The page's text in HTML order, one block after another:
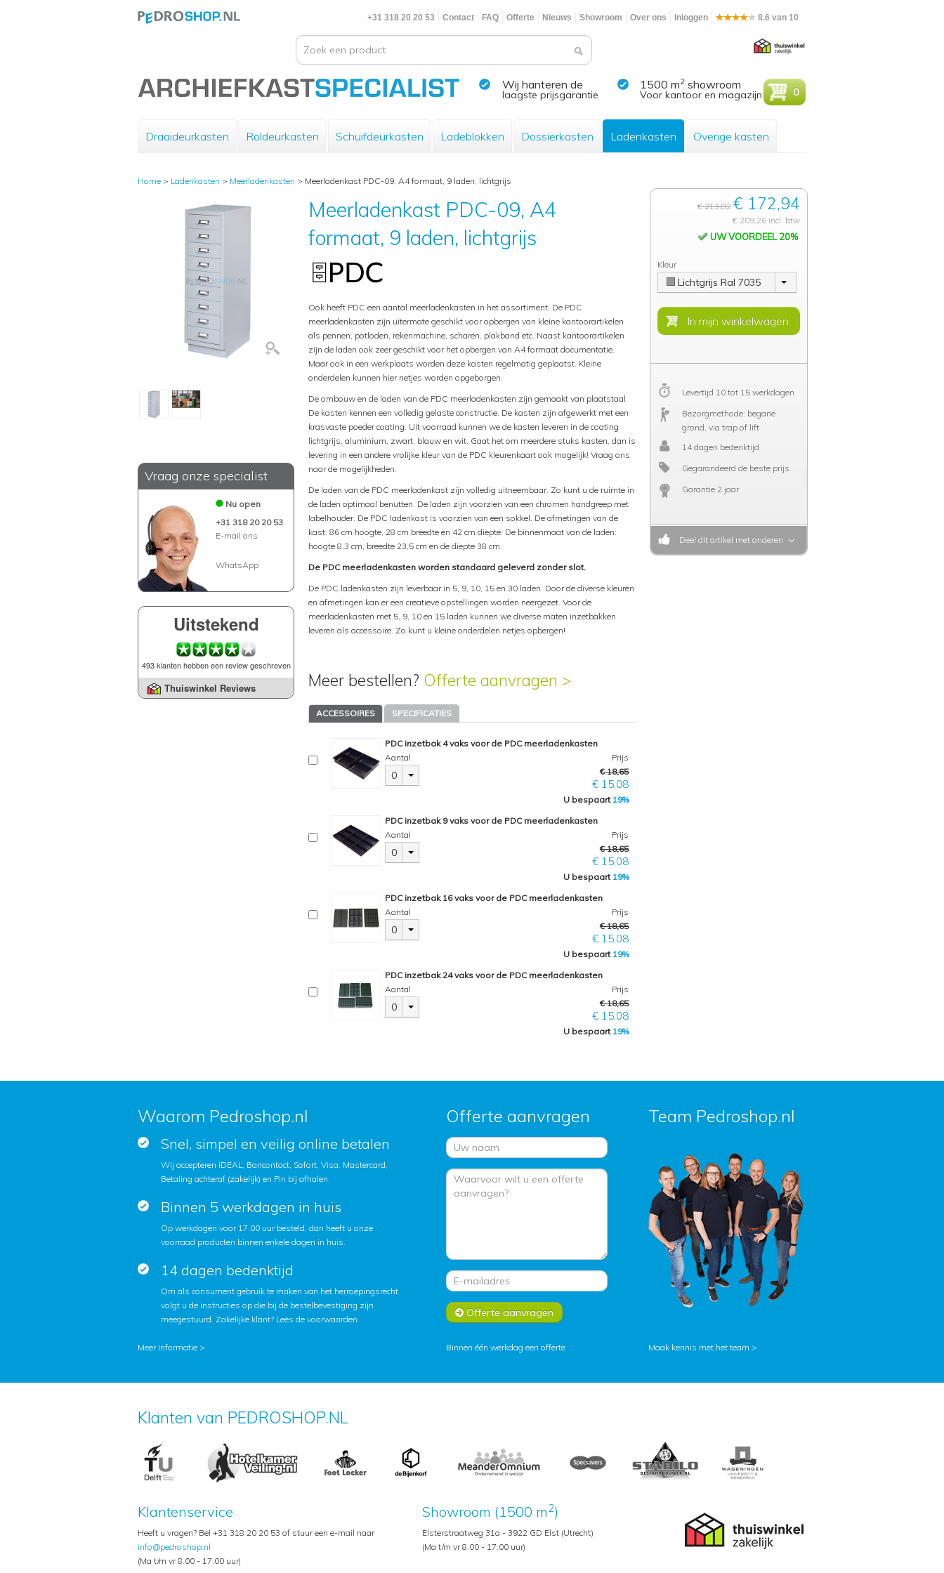
+31 318 20 20 53 Contact FAQ Offerte Nieuws Showroom Over ons Inloggen 8.6 van 10
Wij hanteren de
laagste prijsgarantie
1500 m2 showroom
Voor kantoor en magazijn 0
Draaideurkasten Roldeurkasten Schuifdeurkasten Ladeblokken Dossierkasten Ladenkasten Overige kasten
Home > Ladenkasten > Meerladenkasten > Meerladenkast PDC-09, A4 formaat, 9 laden, lichtgrijs
Vraag onze specialist
Nu open
+31 318 20 20 53
E-mail ons
WhatsApp
Uitstekend
493 klanten hebben een review geschreven
Thuiswinkel Reviews
Meerladenkast PDC-09, A4
formaat, 9 laden, lichtgrijs
Ook heeft PDC een aantal meerladenkasten in het assortiment. De PDC
meerladenkasten zijn uitermate geschikt voor opbergen van kleine kantoorartikelen
als pennen, potloden, rekenmachine, scharen, plakband etc. Naast kantoorartikelen
zijn de laden ook zeer geschikt voor het opbergen van A4 formaat documentatie.
Maar ook in een werkplaats worden deze kasten regelmatig geplaatst. Kleine
onderdelen kunnen hier netjes worden opgeborgen.
De ombouw en de laden van de PDC meerladenkasten zijn gemaakt van plaatstaal.
De kasten kennen een volledig gelaste constructie. De kasten zijn afgewerkt met een
krasvaste poeder coating. Uit voorraad kunnen we de kasten leveren in de coating
lichtgrijs, aluminium, zwart, blauw en wit. Gaat het om meerdere stuks kasten, dan is
levering in een andere vrolijke kleur van de PDC kleurenkaart ook mogelijk! Vraag ons
naar de mogelijkheden.
De laden van de PDC meerladenkast zijn volledig uitneembaar. Zo kunt u de ruimte in
de laden optimaal benutten. De laden zijn voorzien van een chromen handgreep met
labelhouder. De PDC ladenkast is voorzien van een sokkel. De afmetingen van de
kast: 86 cm hoogte, 28 cm breedte en 42 cm diepte. De binnenmaat van de laden:
hoogte 8,3 cm, breedte 23,5 cm en de diepte 38 cm.
De PDC meerladenkasten worden standaard geleverd zonder slot.
De PDC ladenkasten zijn leverbaar in 5, 9, 10, 15 en 30 laden. Door de diverse kleuren
en afmetingen kan er een creatieve opstellingen worden neergezet. Voor de
meerladenkasten met 5, 9, 10 en 15 laden kunnen we diverse maten inzetbakken
leveren als accessoire. Zo kunt u kleine onderdelen netjes opbergen!
Meer bestellen? Offerte aanvragen >
ACCESSOIRES SPECIFICATIES
PDC inzetbak 4 vaks voor de PDC meerladenkasten
Aantal
0
Prijs
€ 18,65
€ 15,08
U bespaart 19%
PDC inzetbak 9 vaks voor de PDC meerladenkasten
Aantal
0
Prijs
€ 18,65
€ 15,08
U bespaart 19%
PDC inzetbak 16 vaks voor de PDC meerladenkasten
Aantal
0
Prijs
€ 18,65
€ 15,08
U bespaart 19%
PDC inzetbak 24 vaks voor de PDC meerladenkasten
Aantal
0
Prijs
€ 18,65
€ 15,08
U bespaart 19%
€ 213,82 € 172,94
€ 209,26 incl. btw
UW VOORDEEL 20%
Kleur
Lichtgrijs Ral 7035
Levertijd 10 tot 15 werkdagen
Bezorgmethode: begane
grond, via trap of lift
14 dagen bedenktijd
Gegarandeerd de beste prijs
Garantie 2 jaar
Deel dit artikel met anderen
Waarom Pedroshop.nl
Snel, simpel en veilig online betalen
Wij accepteren iDEAL, Bancontact, Sofort, Visa, Mastercard,
Betaling achteraf (zakelijk) en Pin bij afhalen.
Binnen 5 werkdagen in huis
Op werkdagen voor 17.00 uur besteld, dan heeft u onze
voorraad producten binnen enkele dagen in huis.
14 dagen bedenktijd
Om als consument gebruik te maken van het herroepingsrecht
volgt u de instructies op die bij de bestelbevestiging zijn
meegestuurd. Zakelijke klant? Lees de voorwaarden.
Offerte aanvragen
Offerte aanvragen
Team Pedroshop.nl
Meer informatie > Binnen één werkdag een offerte Maak kennis met het team >
Klanten van PEDROSHOP.NL
Klantenservice
Heeft u vragen? Bel +31 318 20 20 53 of stuur een e-mail naar
info@pedroshop.nl
(Ma t/m vr 8.00 - 17.00 uur)
Showroom (1500 m2)
Elsterstraatweg 31a - 3922 GD Elst (Utrecht)
(Ma t/m vr 8.00 - 17.00 uur)